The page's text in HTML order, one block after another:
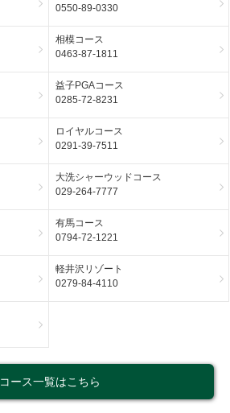
0550-89-0330
相模コース
0463-87-1811
益子PGAコース
0285-72-8231
ロイヤルコース
0291-39-7511
大洗シャーウッドコース
029-264-7777
有馬コース
0794-72-1221
軽井沢リゾート
0279-84-4110
コース一覧はこちら